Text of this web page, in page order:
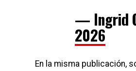
— Ingrid
2026
En la misma publicación,